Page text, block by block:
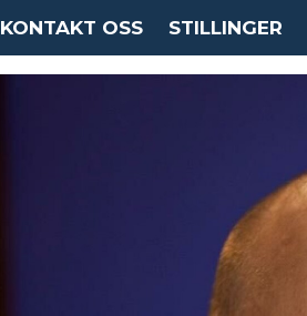
KONTAKT OSS STILLINGER